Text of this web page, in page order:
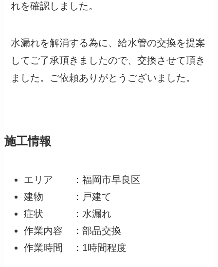
れを確認しました。
水漏れを解消する為に、給水管の交換を提案
してご了承頂きましたので、交換させて頂き
ました。ご依頼ありがとうございました。
施工情報
エリア ：福岡市早良区
建物 ：戸建て
症状 ：水漏れ
作業内容 ：部品交換
作業時間 ：1時間程度